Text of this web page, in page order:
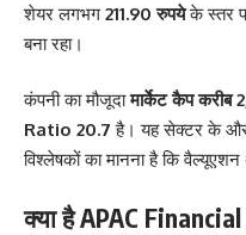
शेयर लगभग 211.90 रुपयेके स्तर
बना रहा।
कंपनी का मौजूदामार्केट कैप करीब
Ratio 20.7 है। यह सेक्टर के
विश्लेषकों का मानना है कि
क्या है APAC